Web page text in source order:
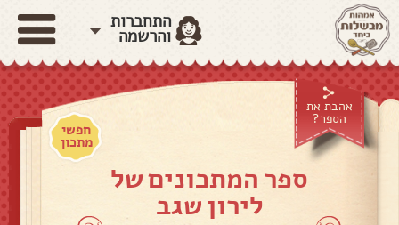
התחברות
והרשמה
אהבת את
הספר?
חפשי
מתכון
ספר המתכונים של
לירון שגב